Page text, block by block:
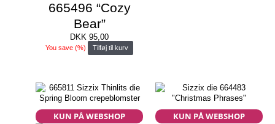
665496 “Cozy
Bear”
DKK 95,00
You save(%) Tilføj til kurv
KUN PÅ WEBSHOP KUN PÅ WEBSHOP